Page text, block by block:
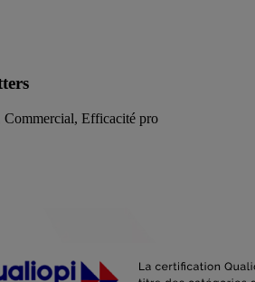
Commercial, Efficacité pro